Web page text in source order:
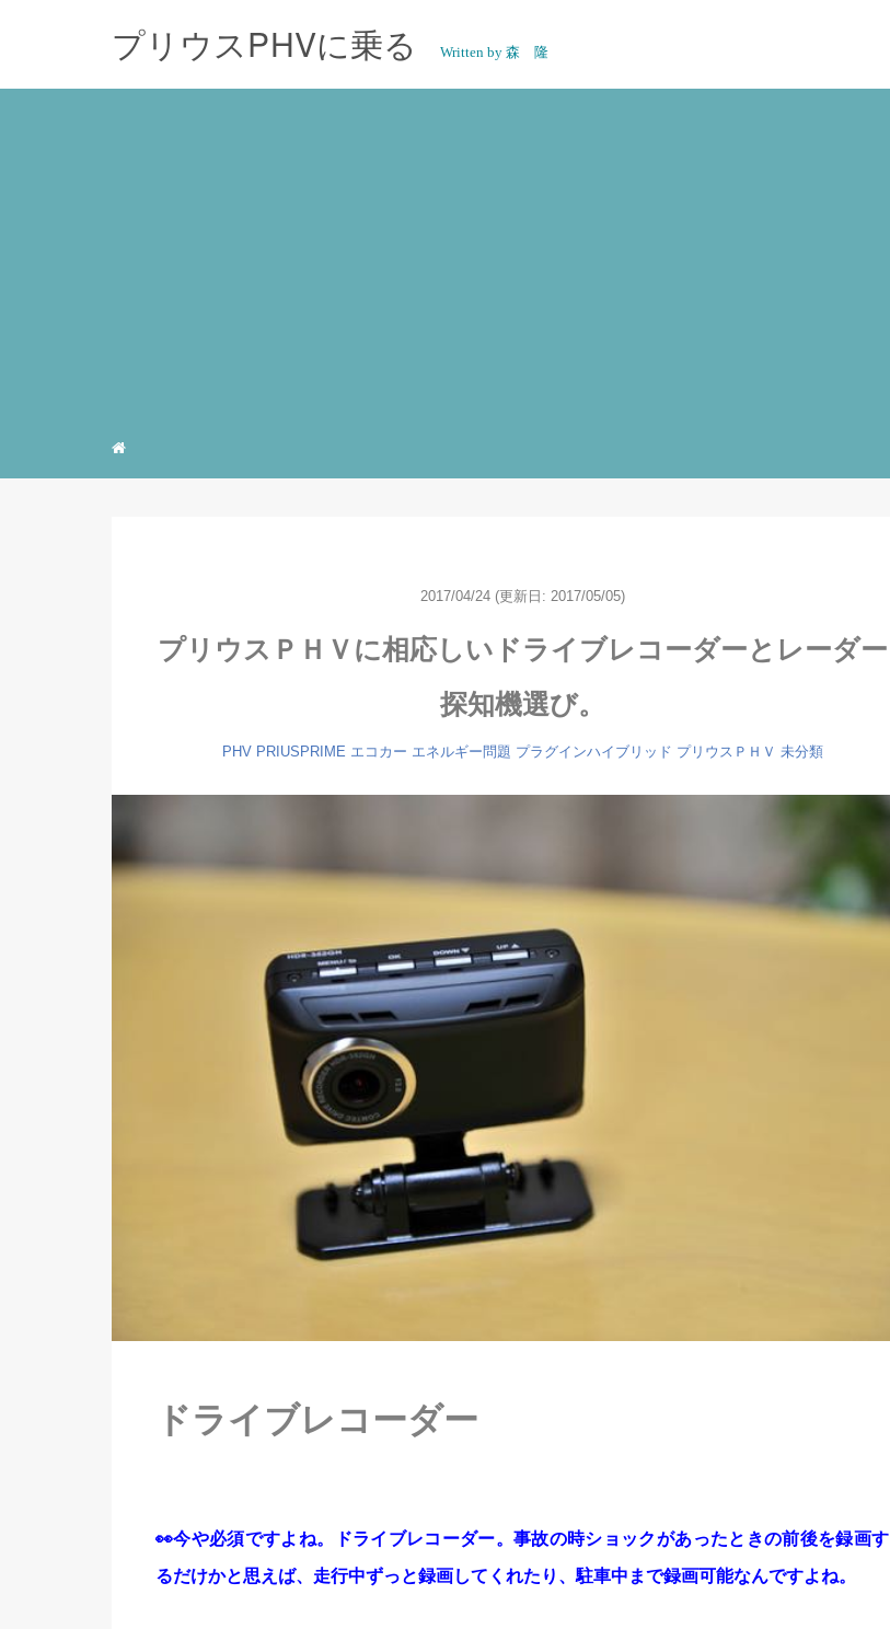
プリウスPHVに乗る Written by 森 隆
2017/04/24 (更新日: 2017/05/05)
プリウスＰＨＶに相応しいドライブレコーダーとレーダー
探知機選び。
PHV PRIUSPRIME エコカー エネルギー問題 プラグインハイブリッド プリウスＰＨＶ 未分類
ドライブレコーダー
👀今や必須ですよね。ドライブレコーダー。事故の時ショックがあったときの前後を録画す
るだけかと思えば、走行中ずっと録画してくれたり、駐車中まで録画可能なんですよね。